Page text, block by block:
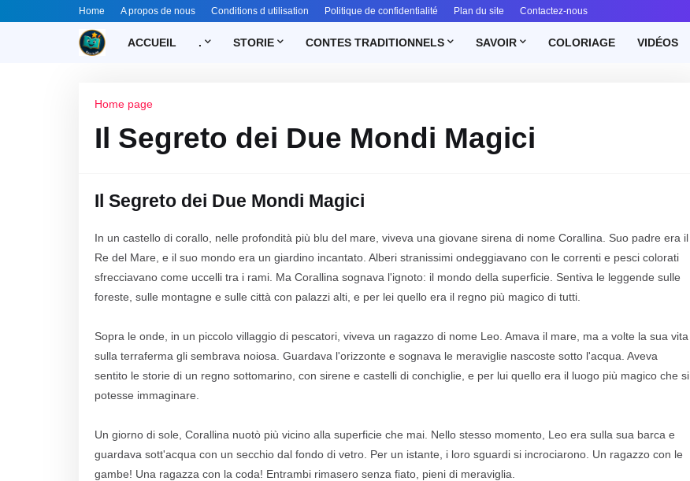
Home A propos de nous Conditions d utilisation Politique de confidentialité Plan du site Contactez-nous
ACCUEIL . STORIE CONTES TRADITIONNELS SAVOIR COLORIAGE VIDÉOS
Home page
Il Segreto dei Due Mondi Magici
Il Segreto dei Due Mondi Magici
In un castello di corallo, nelle profondità più blu del mare, viveva una giovane sirena di nome Corallina. Suo padre era il
Re del Mare, e il suo mondo era un giardino incantato. Alberi stranissimi ondeggiavano con le correnti e pesci colorati
sfrecciavano come uccelli tra i rami. Ma Corallina sognava l'ignoto: il mondo della superficie. Sentiva le leggende sulle
foreste, sulle montagne e sulle città con palazzi alti, e per lei quello era il regno più magico di tutti.
Sopra le onde, in un piccolo villaggio di pescatori, viveva un ragazzo di nome Leo. Amava il mare, ma a volte la sua vita
sulla terraferma gli sembrava noiosa. Guardava l'orizzonte e sognava le meraviglie nascoste sotto l'acqua. Aveva
sentito le storie di un regno sottomarino, con sirene e castelli di conchiglie, e per lui quello era il luogo più magico che si
potesse immaginare.
Un giorno di sole, Corallina nuotò più vicino alla superficie che mai. Nello stesso momento, Leo era sulla sua barca e
guardava sott'acqua con un secchio dal fondo di vetro. Per un istante, i loro sguardi si incrociarono. Un ragazzo con le
gambe! Una ragazza con la coda! Entrambi rimasero senza fiato, pieni di meraviglia.